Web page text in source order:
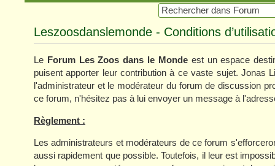
Leszoosdanslemonde - Conditions
Le Forum Les Zoos dans le Mondeest un espace
puisent apporter leur contribution à ce vaste sujet. Jonas
l'administrateur et le modérateur du forum de discussion
ce forum, n'hésitez pas à lui envoyer un message à
Règlement :
Les administrateurs et modérateurs de ce forum
aussi rapidement que possible. Toutefois, il leur est